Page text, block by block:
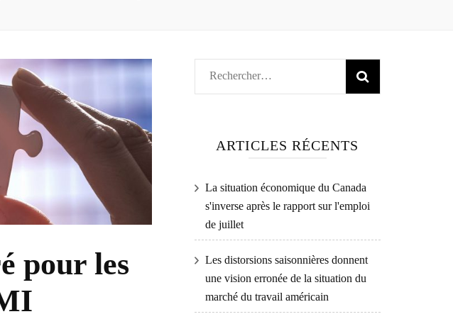
pour les
Rechercher :
ARTICLES RÉCENTS
La situation économique du Canada
s'inverse après le rapport sur l'emploi
de juillet
Les distorsions saisonnières donnent
une vision erronée de la situation du
marché du travail américain